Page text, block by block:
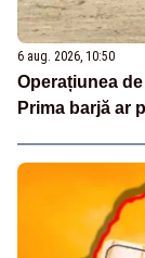
6 aug. 2026, 10:50
Operațiunea
Prima barjă ar